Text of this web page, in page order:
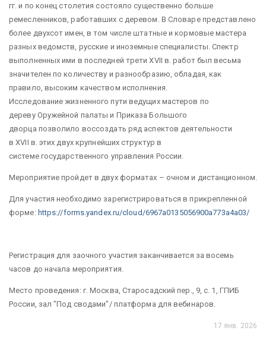
гг. и по конец столетия состояло существенно больше
ремесленников, работавших с деревом. В Словаре представлено
более двухсот имен, в том числе штатные и кормовые мастера
разных ведомств, русские и иноземные специалисты. Спектр
выполненных ими в последней трети XVII в. работ был весьма
значителен по количеству и разнообразию, обладая, как
правило, высоким качеством исполнения.
Исследование жизненного пути ведущих мастеров по
дереву Оружейной палаты и Приказа Большого
дворца позволило воссоздать ряд аспектов деятельности
в XVII в. этих двух крупнейших структур в
системе государственного управления России.
Мероприятие пройдет в двух форматах – очном и дистанционном.
Для участия необходимо зарегистрироваться в прикрепленной
форме: https://forms.yandex.ru/cloud/6967a0135056900a773a4a03/
Регистрация для заочного участия заканчивается за восемь
часов до начала мероприятия.
Место проведения: г. Москва, Старосадский пер., 9, с. 1, ГПИБ
России, зал "Под сводами"/ платформа для вебинаров.
17 янв. 2026